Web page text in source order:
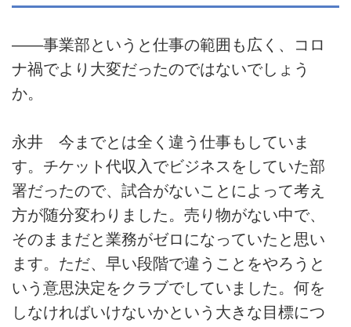
――事業部というと仕事の範囲も広く、コロ
ナ禍でより大変だったのではないでしょう
か。
永井 今までとは全く違う仕事もしていま
す。チケット代収入でビジネスをしていた部
署だったので、試合がないことによって考え
方が随分変わりました。売り物がない中で、
そのままだと業務がゼロになっていたと思い
ます。ただ、早い段階で違うことをやろうと
いう意思決定をクラブでしていました。何を
しなければいけないかという大きな目標につ